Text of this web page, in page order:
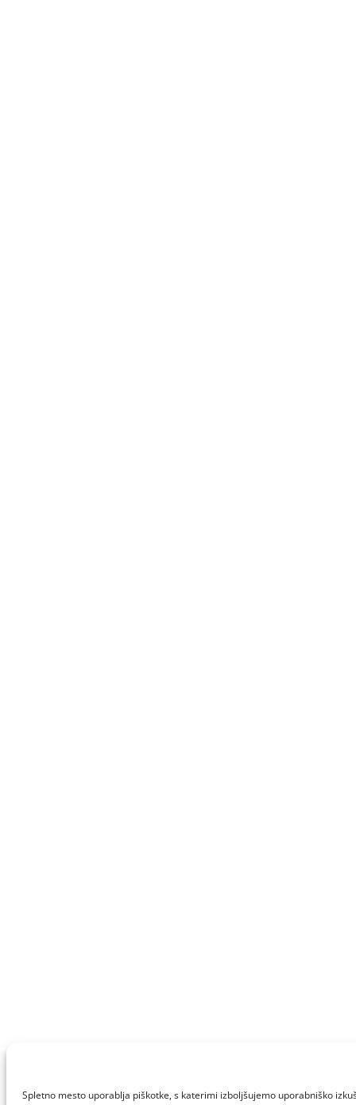
Spletno mesto uporablja piškotke, s katerimi izboljšujemo uporabniško